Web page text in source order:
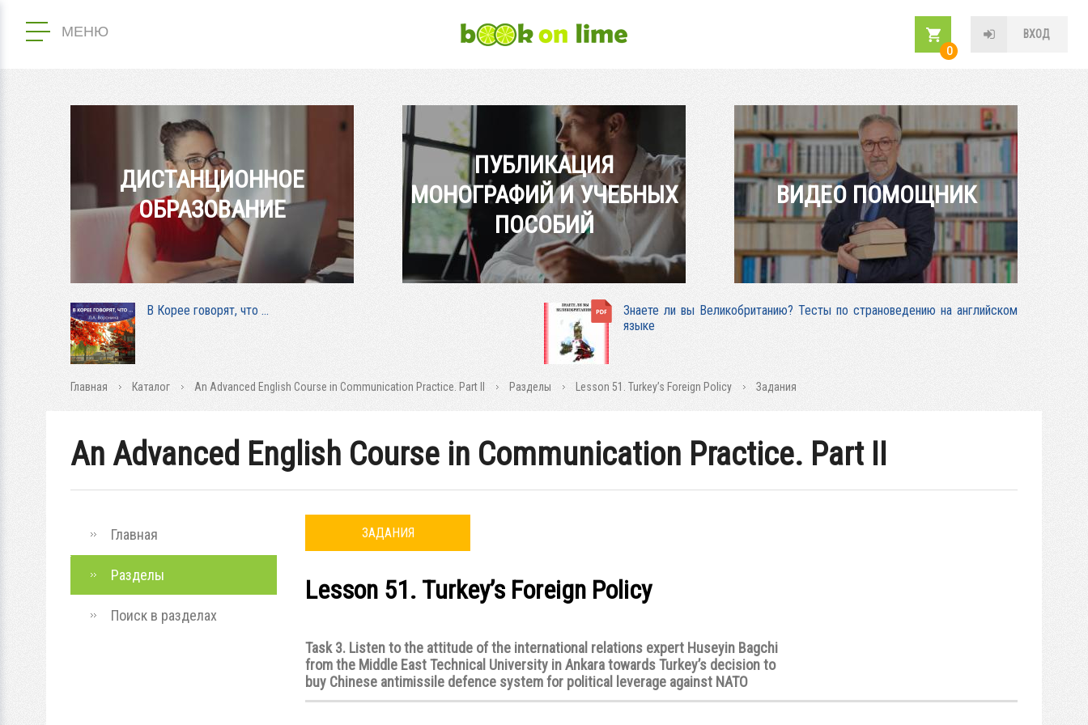
МЕНЮ
ВХОД
0
ДИСТАНЦИОННОЕ
ОБРАЗОВАНИЕ
ПУБЛИКАЦИЯ
МОНОГРАФИЙ И УЧЕБНЫХ
ПОСОБИЙ
ВИДЕО ПОМОЩНИК
В Корее говорят, что …
Знаете ли вы Великобританию? Тесты по страноведению на английском
языке
Главная Каталог An Advanced English Course in Communication Practice. Part II Разделы Lesson 51. Turkey’s Foreign Policy Задания
An Advanced English Course in Communication Practice. Part II
Главная
Разделы
Поиск в разделах
ЗАДАНИЯ
Lesson 51. Turkey’s Foreign Policy
Task 3. Listen to the attitude of the international relations expert Huseyin Bagchi
from the Middle East Technical University in Ankara towards Turkey’s decision to
buy Chinese antimissile defence system for political leverage against NATO